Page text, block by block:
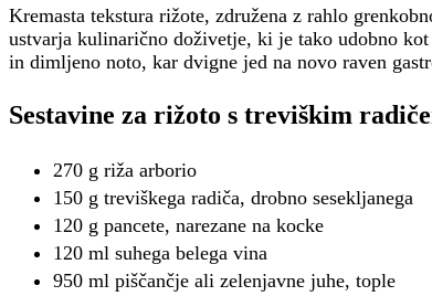
Kremasta tekstura rižote, združena z rahlo
ustvarja kulinarično doživetje, ki je tako udobno
in dimljeno noto, kar dvigne jed na novo raven
Sestavine za rižoto s treviškim
270 g riža arborio
150 g treviškega radiča, drobno sesekljanega
120 g pancete, narezane na kocke
120 ml suhega belega vina
950 ml piščančje ali zelenjavne juhe, tople